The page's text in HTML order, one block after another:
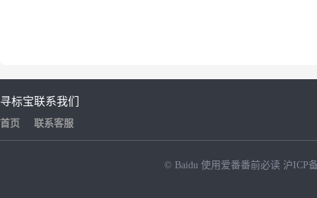
寻标宝
首页
联系我们
联系客服
© Baidu 使用爱番番前必读 沪ICP